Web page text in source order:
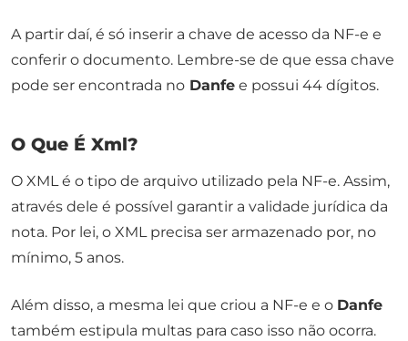
A partir daí, é só inserir a chave de acesso da NF-e e
conferir o documento. Lembre-se de que essa chave
pode ser encontrada no Danfe e possui 44 dígitos.
O Que É Xml?
O XML é o tipo de arquivo utilizado pela NF-e. Assim,
através dele é possível garantir a validade jurídica da
nota. Por lei, o XML precisa ser armazenado por, no
mínimo, 5 anos.
Além disso, a mesma lei que criou a NF-e e o Danfe
também estipula multas para caso isso não ocorra.